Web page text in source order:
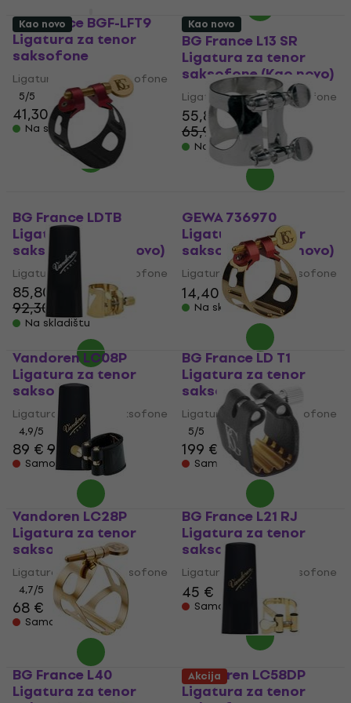
BG France BGF-LFT9
Ligatura za tenor
saksofone
Ligatura za tenor saksofone
5/5
41,30 €
Na skladištu
BG France L13 SR
Ligatura za tenor
saksofone (Kao novo)
Ligatura za tenor saksofone
55,80 €
65,90 €
- 15 %
Na skladištu
Kao novo
BG France LDTB
Ligatura za tenor
saksofone (Kao novo)
Ligatura za tenor saksofone
85,80 €
92,30 €
- 7 %
Na skladištu
Kao novo
GEWA 736970
Ligatura za tenor
saksofone (Kao novo)
Ligatura za tenor saksofone
14,40 €16,20 €
Na skladištu
Vandoren LC08P
Ligatura za tenor
saksofone
Ligatura za tenor saksofone
4,9/5
89 €91 €
Samo po narudžbi
BG France LD T1
Ligatura za tenor
saksofone
Ligatura za tenor saksofone
5/5
199 €
Samo po narudžbi
Vandoren LC28P
Ligatura za tenor
saksofone
Ligatura za tenor saksofone
4,7/5
68 €
Samo po narudžbi
BG France L21 RJ
Ligatura za tenor
saksofone
Ligatura za tenor saksofone
45 €
Samo po narudžbi
BG France L40
Ligatura za tenor
Vandoren LC58DP
Ligatura za tenor
Akcija